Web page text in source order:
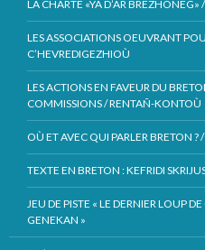
LA CHARTE «YA D’AR BREZHONEG»
LES ASSOCIATIONS OEUVRANT
C’HEVREDIGEZHIOÙ
LES ACTIONS EN FAVEUR DU
COMMISSIONS / RENTAÑ-KONTOÙ
OÙ ET AVEC QUI PARLER BRETON ?
TEXTE EN BRETON : KEFRIDI
JEU DE PISTE « LE DERNIER LOUP
GENEKAN »